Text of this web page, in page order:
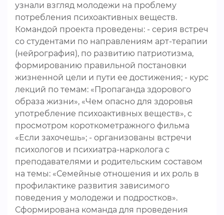
узнали взгляд молодежи на проблему
потребления психоактивных веществ.
Командой проекта проведены: - серия встреч
со студентами по направлениям арт-терапии
(нейрография), по развитию патриотизма,
формированию правильной постановки
жизненной цели и пути ее достижения; - курс
лекций по темам: «Пропаганда здорового
образа жизни», «Чем опасно для здоровья
употребление психоактивных веществ», с
просмотром короткометражного фильма
«Если захочешь»; - организованы встречи
психологов и психиатра-нарколога с
преподавателями и родительским составом
на темы: «Семейные отношения и их роль в
профилактике развития зависимого
поведения у молодежи и подростков».
Сформирована команда для проведения